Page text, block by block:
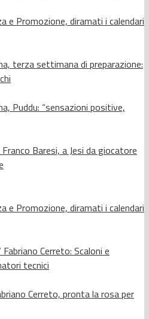
e Promozione, diramati i calendari
terza settimana di preparazione:
Puddu: “sensazioni positive,
Franco Baresi, a Jesi da giocatore
e Promozione, diramati i calendari
Cerreto: Scaloni e
tecnici
Cerreto, pronta la rosa per